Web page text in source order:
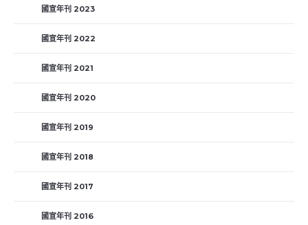
國宣年刊 2023
國宣年刊 2022
國宣年刊 2021
國宣年刊 2020
國宣年刊 2019
國宣年刊 2018
國宣年刊 2017
國宣年刊 2016